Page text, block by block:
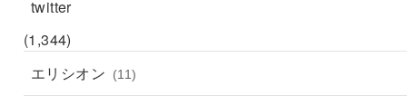
twitter
(1,344)
エリシオン
(11)